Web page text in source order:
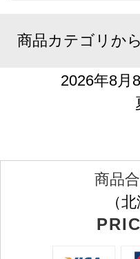
商品カテゴリか
2026年8月
商品
（